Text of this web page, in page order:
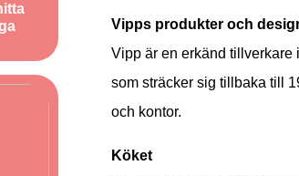
Vipps produkter och
Vipp är en erkänd tillverkare
som sträcker sig tillbaka till
och kontor.
Köket